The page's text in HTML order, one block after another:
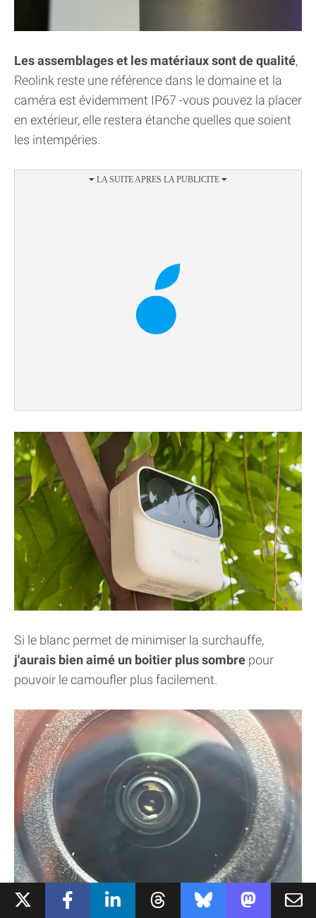
Les assemblages et les matériaux sont de qualité,
Reolink reste une référence dans le domaine et la
caméra est évidemment IP67 -vous pouvez la placer
en extérieur, elle restera étanche quelles que soient
les intempéries.
Si le blanc permet de minimiser la surchauffe,
j'aurais bien aimé un boitier plus sombre pour
pouvoir le camoufler plus facilement.